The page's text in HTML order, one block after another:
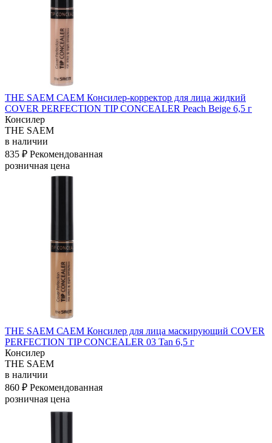
THE SAEM САЕМ Консилер-корректор для лица жидкий
COVER PERFECTION TIP CONCEALER Peach Beige 6,5 г
Консилер
THE SAEM
в наличии
835 ₽ Рекомендованная
розничная цена
THE SAEM САЕМ Консилер для лица маскирующий COVER
PERFECTION TIP CONCEALER 03 Tan 6,5 г
Консилер
THE SAEM
в наличии
860 ₽ Рекомендованная
розничная цена